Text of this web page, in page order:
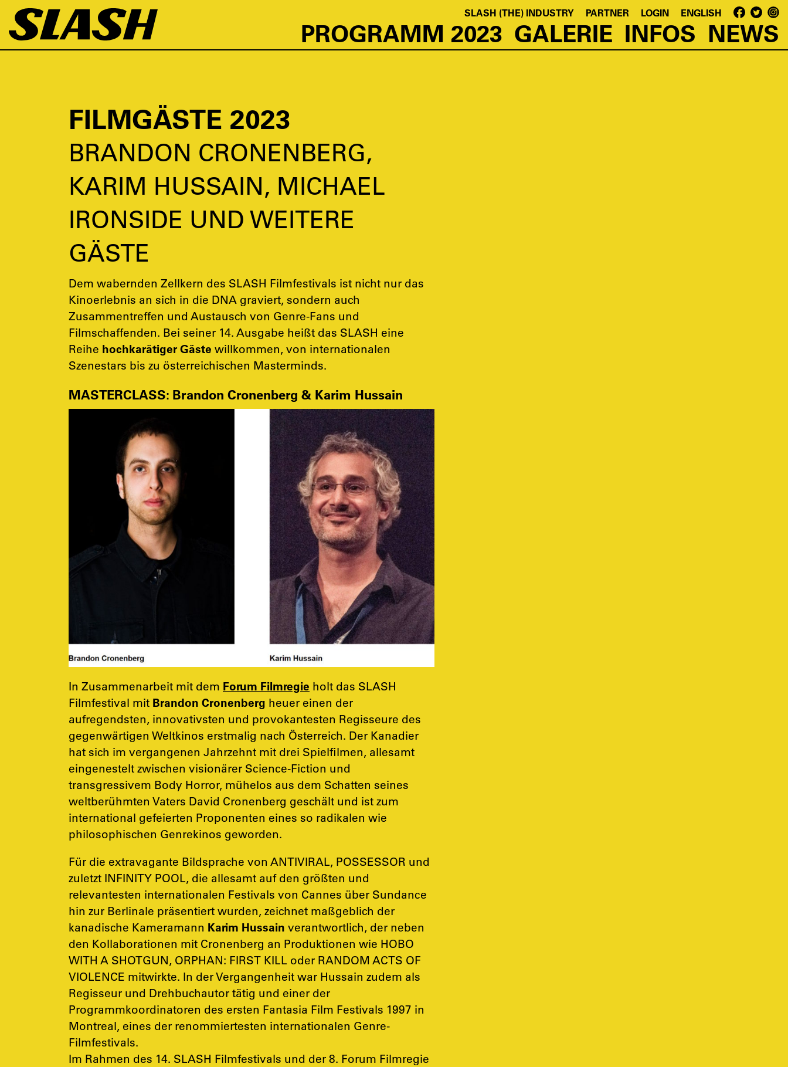
SLASH (THE) INDUSTRY PARTNER LOGIN ENGLISH
PROGRAMM 2023 GALERIE INFOS NEWS
FILMGÄSTE 2023
BRANDON CRONENBERG,
KARIM HUSSAIN, MICHAEL
IRONSIDE UND WEITERE
GÄSTE
Dem wabernden Zellkern des SLASH Filmfestivals ist nicht nur das
Kinoerlebnis an sich in die DNA graviert, sondern auch
Zusammentreffen und Austausch von Genre-Fans und
Filmschaffenden. Bei seiner 14. Ausgabe heißt das SLASH eine
Reihe hochkarätiger Gäste willkommen, von internationalen
Szenestars bis zu österreichischen Masterminds.
MASTERCLASS: Brandon Cronenberg & Karim Hussain
In Zusammenarbeit mit dem Forum Filmregie holt das SLASH
Filmfestival mit Brandon Cronenberg heuer einen der
aufregendsten, innovativsten und provokantesten Regisseure des
gegenwärtigen Weltkinos erstmalig nach Österreich. Der Kanadier
hat sich im vergangenen Jahrzehnt mit drei Spielfilmen, allesamt
eingenestelt zwischen visionärer Science-Fiction und
transgressivem Body Horror, mühelos aus dem Schatten seines
weltberühmten Vaters David Cronenberg geschält und ist zum
international gefeierten Proponenten eines so radikalen wie
philosophischen Genrekinos geworden.
Für die extravagante Bildsprache von ANTIVIRAL, POSSESSOR und
zuletzt INFINITY POOL, die allesamt auf den größten und
relevantesten internationalen Festivals von Cannes über Sundance
hin zur Berlinale präsentiert wurden, zeichnet maßgeblich der
kanadische Kameramann Karim Hussain verantwortlich, der neben
den Kollaborationen mit Cronenberg an Produktionen wie HOBO
WITH A SHOTGUN, ORPHAN: FIRST KILL oder RANDOM ACTS OF
VIOLENCE mitwirkte. In der Vergangenheit war Hussain zudem als
Regisseur und Drehbuchautor tätig und einer der
Programmkoordinatoren des ersten Fantasia Film Festivals 1997 in
Montreal, eines der renommiertesten internationalen Genre-
Filmfestivals.
Im Rahmen des 14. SLASH Filmfestivals und der 8. Forum Filmregie